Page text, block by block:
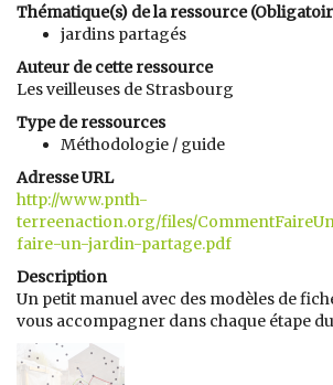
Thématique(s) de la ressource
jardins partagés
Auteur de cette ressource
Les veilleuses de Strasbourg
Type de ressources
Méthodologie / guide
Adresse URL
http://www.pnth-
terreenaction.org/files/
faire-un-jardin-partage.pdf
Description
Un petit manuel avec des modèles de
vous accompagner dans chaque étape